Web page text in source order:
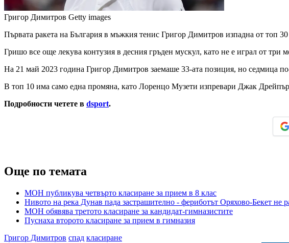
Григор Димитров Getty images
Първата ракета на България в мъжкия тенис Григор Димитров изпадна от топ
Гришо все още лекува контузия в десния гръден мускул, като не е играл от три
На 21 май 2023 година Григор Димитров заемаше 33-ата позиция, но седмица
В топ 10 има само една промяна, като Лоренцо Музети изпревари Джак
Подробности четете в dsport.
Още по темата
МОН публикува четвърто класиране за прием в 8 клас
Нивото на река Дунав пада застрашително - фериботът Оряхово-Бекет не
МОН обявява третото класиране за кандидат-гимназистите
Пуснаха второто класиране за прием в гимназия
Григор Димитров спад класиране